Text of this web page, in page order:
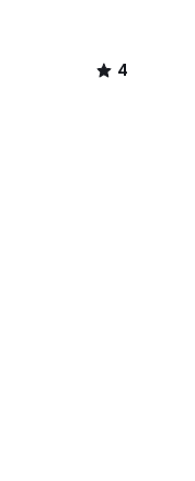
4
/